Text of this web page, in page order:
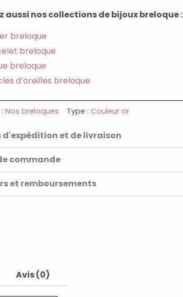
aussi nos collections de bijoux breloque :
breloque
breloque
breloque
d’oreilles breloque
Nos breloques Type : Couleur or
d'expédition et de livraison
commande
et remboursements
Avis (0)